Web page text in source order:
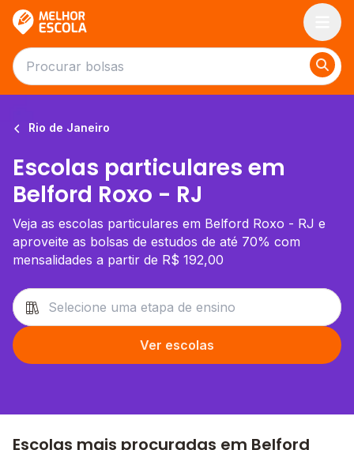
Rio de Janeiro
Escolas particulares em
Belford Roxo - RJ
Veja as escolas particulares em Belford Roxo - RJ e
aproveite as bolsas de estudos de até 70% com
mensalidades a partir de R$ 192,00
Ver escolas
Escolas mais procuradas em Belford